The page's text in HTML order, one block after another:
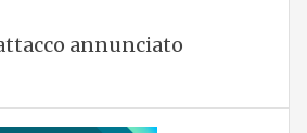
annunciato